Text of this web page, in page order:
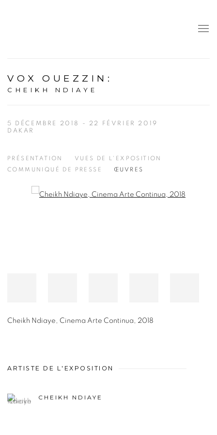
VOX OUEZZIN :
CHEIKH NDIAYE
5 DÉCEMBRE 2018 - 22 FÉVRIER 2019
DAKAR
PRÉSENTATION
VUES DE L'EXPOSITION
COMMUNIQUÉ DE PRESSE
ŒUVRES
Open a larger version of the following image in a popup:
Cheikh Ndiaye Cinema Arte Continua 2018
ARTISTE DE L'EXPOSITION
CHEIKH NDIAYE